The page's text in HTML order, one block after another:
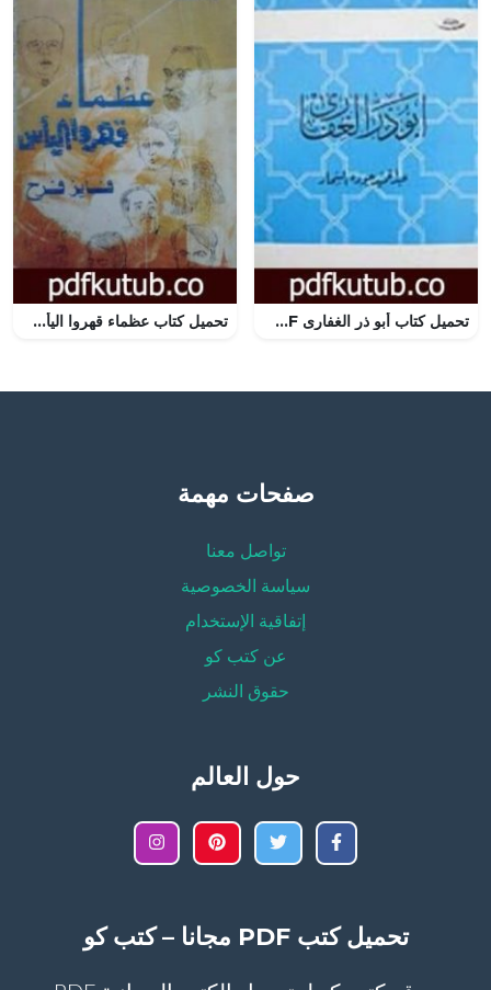
تحميل كتاب أبو ذر الغفارى PDF تأليف عبد الحميد جودة السحار مجانا [كامل] تحميل كتاب عظماء قهروا اليأس PDF تأليف فايز فرح مجانا [كامل]
صفحات مهمة
تواصل معنا
سياسة الخصوصية
إتفاقية الإستخدام
عن كتب كو
حقوق النشر
حول العالم
تحميل كتب PDF مجانا – كتب كو